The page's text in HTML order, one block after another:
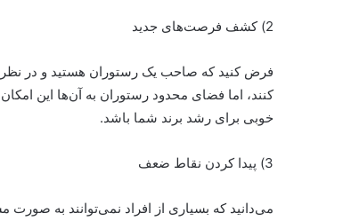
2) کشف فرصت‌های جدید
فرض کنید که صاحب یک رستوران هستید و در
کنند، اما فضای محدود رستوران به آن‌ها این
خوبی برای رشد برند شما باشد.
3) پیدا کردن نقاط ضعف
می‌دانید که بسیاری از افراد نمی‌توانند به